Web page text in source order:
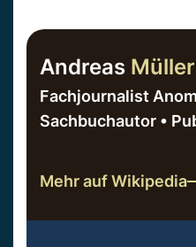
Andreas Müller
Fachjournalist
Sachbuchautor •
Mehr auf Wikipedia